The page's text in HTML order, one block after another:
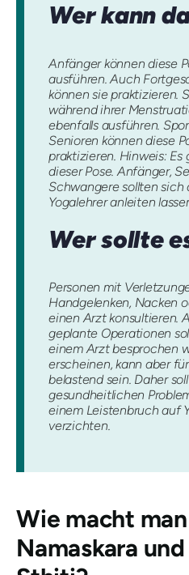
Wer kann
Anfänger können diese
ausführen. Auch
können sie praktizieren.
während ihrer
ebenfalls ausführen.
Senioren können diese
praktizieren. Hinweis:
dieser Pose. Anfänger,
Schwangere sollten sich
Yogalehrer anleiten
Wer sollte
Personen mit
Handgelenken, Nacken
einen Arzt konsultieren.
geplante Operationen
einem Arzt besprochen
erscheinen, kann aber
belastend sein. Daher
gesundheitlichen
einem Leistenbruch auf
verzichten.
Wie macht man
Namaskara